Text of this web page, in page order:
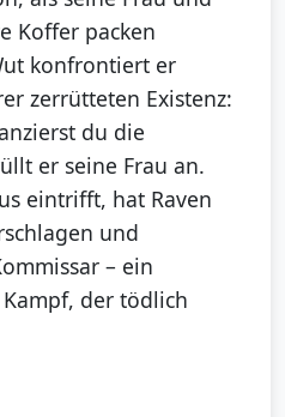
Koffer packen
konfrontiert er
zerrütteten Existenz:
du die
er seine Frau an.
eintrifft, hat Raven
und
– ein
der tödlich